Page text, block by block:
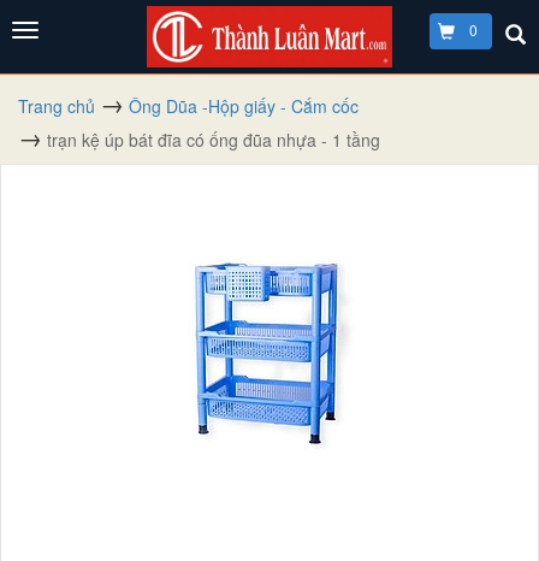
0
Trang chủ
Ông Dũa -Hộp giấy - Cắm cốc
trạn kệ úp bát đĩa có ống đũa nhựa - 1 tầng